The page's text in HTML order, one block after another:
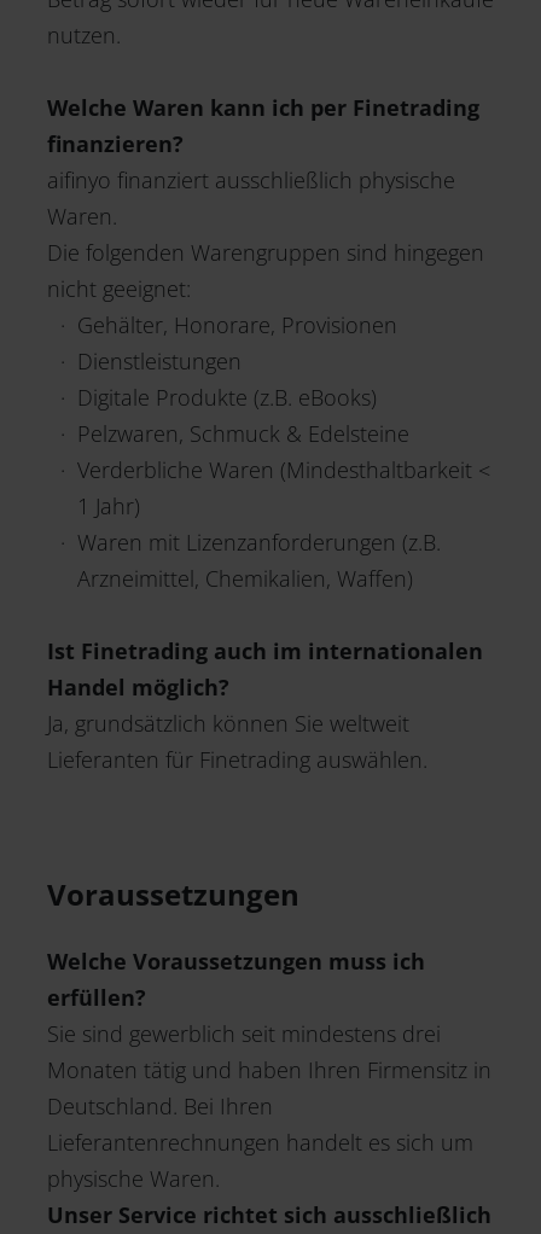
nutzen.
Welche Waren kann ich per Finetrading
finanzieren?
aifinyo finanziert ausschließlich physische
Waren.
Die folgenden Warengruppen sind hingegen
nicht geeignet:
Gehälter, Honorare, Provisionen
Dienstleistungen
Digitale Produkte (z.B. eBooks)
Pelzwaren, Schmuck & Edelsteine
Verderbliche Waren (Mindesthaltbarkeit <
1 Jahr)
Waren mit Lizenzanforderungen (z.B.
Arzneimittel, Chemikalien, Waffen)
Ist Finetrading auch im internationalen
Handel möglich?
Ja, grundsätzlich können Sie weltweit
Lieferanten für Finetrading auswählen.
Voraussetzungen
Welche Voraussetzungen muss ich
erfüllen?
Sie sind gewerblich seit mindestens drei
Monaten tätig und haben Ihren Firmensitz in
Deutschland. Bei Ihren
Lieferantenrechnungen handelt es sich um
physische Waren.
Unser Service richtet sich ausschließlich